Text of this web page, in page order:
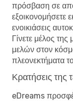
πρόσβαση σε
εξοικονομήσετε
ενοικιάσεις
Γίνετε μέλος της
μελών στον
πλεονεκτήματα
Κρατήσεις της
eDreams